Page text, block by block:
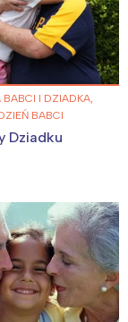
BABCI I DZIADKA,
BABCI
Dziadku